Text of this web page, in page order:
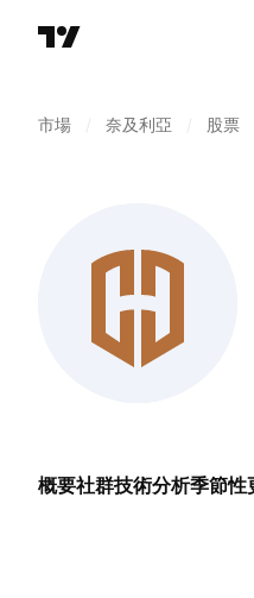
市場 奈及利亞 股票
概要社群技術分析季節性